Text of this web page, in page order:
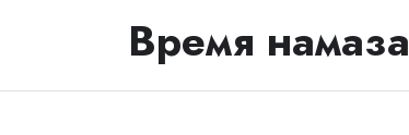
Время намаза